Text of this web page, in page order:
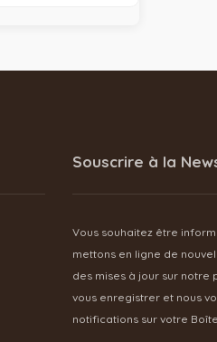
Souscrire à la
Vous souhaitez être
mettons en ligne de
des mises à jour sur notre
vous enregistrer et nous
notifications sur votre